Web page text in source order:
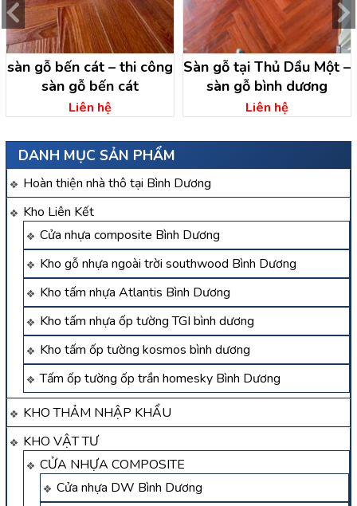
DANH MỤC SẢN PHẨM
Hoàn thiện nhà thô tại Bình Dương
Kho Liên Kết
Cửa nhựa composite Bình Dương
Kho gỗ nhựa ngoài trời southwood Bình Dương
Kho tấm nhựa Atlantis Bình Dương
Kho tấm nhựa ốp tường TGI bình dương
Kho tấm ốp tường kosmos bình dương
Tấm ốp tường ốp trần homesky Bình Dương
KHO THẢM NHẬP KHẨU
KHO VẬT TƯ
CỬA NHỰA COMPOSITE
Cửa nhựa DW Bình Dương
sàn gỗ bến cát – thi công
sàn gỗ bến cát
Liên hệ
Sàn gỗ tại Thủ Dầu Một –
sàn gỗ bình dương
Liên hệ